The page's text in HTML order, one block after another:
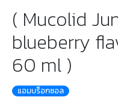
( Mucolid
blueberry
60 ml )
แอมบร็อกซอล